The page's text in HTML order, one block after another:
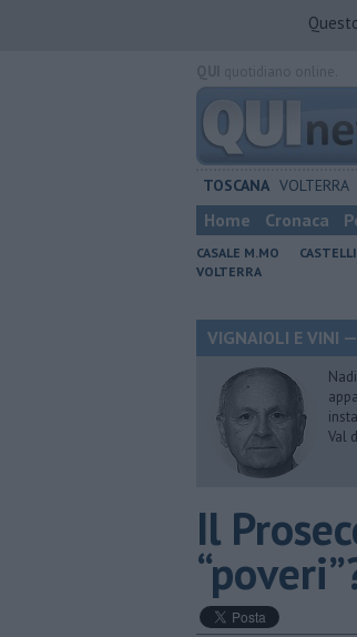
TOSCANA VOLTERRA
Home Cronaca
CASALE M.MO
VOLTERRA
VIGNAIOLI E VINI
Val
​Il